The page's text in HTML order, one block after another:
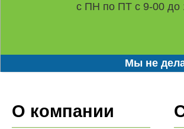
с ПН по ПТ с 9-00 до
Мы не
О компании